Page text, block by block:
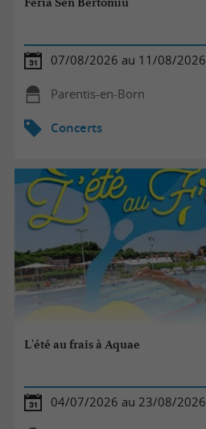
07/08/2026 au 11/08/2026
Parentis-en-Born
Concerts
L'été au frais à Aquae
04/07/2026 au 23/08/2026